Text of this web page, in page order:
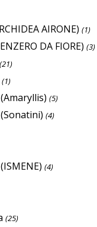
AIRONE) (1)
DA FIORE) (3)
(21)
(1)
(5)
(4)
(4)
(25)